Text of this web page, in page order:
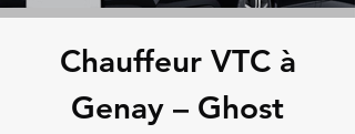
Chauffeur VTC à
Genay – Ghost